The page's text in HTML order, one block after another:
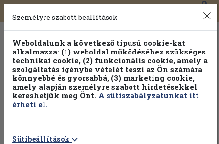
Toggle
navigation
0
Személyre szabott beállítások
Weboldalunk a következő típusú cookie-kat
alkalmazza: (1) weboldal működéséhez szükséges
technikai cookie, (2) funkcionális cookie, amely a
szolgáltatás igénybe vételét teszi az Ön számára
könnyebbé és gyorsabbá, (3) marketing cookie,
amely alapján személyre szabott hirdetésekkel
kereshetjük meg Önt. A sütiszabályzatunkat itt
érheti el.
Sütibeállítások